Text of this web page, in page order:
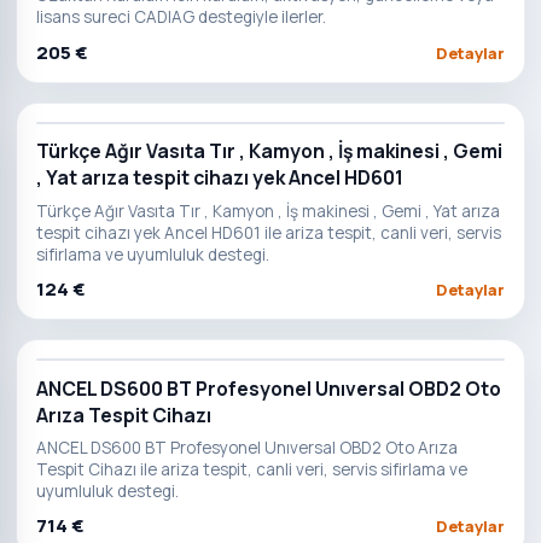
lisans sureci CADIAG destegiyle ilerler.
205 € Detaylar
Türkçe Ağır Vasıta Tır , Kamyon , İş makinesi , Gemi
, Yat arıza tespit cihazı yek Ancel HD601
Türkçe Ağır Vasıta Tır , Kamyon , İş makinesi , Gemi , Yat arıza
tespit cihazı yek Ancel HD601 ile ariza tespit, canli veri, servis
sifirlama ve uyumluluk destegi.
124 € Detaylar
ANCEL DS600 BT Profesyonel Unıversal OBD2 Oto
Arıza Tespit Cihazı
ANCEL DS600 BT Profesyonel Unıversal OBD2 Oto Arıza
Tespit Cihazı ile ariza tespit, canli veri, servis sifirlama ve
uyumluluk destegi.
714 € Detaylar